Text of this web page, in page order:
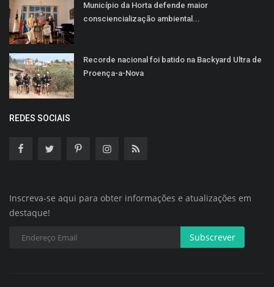
Município da Horta defende maior
consciencialização ambiental...
Recorde nacional foi batido na Backyard Ultra de
Proença-a-Nova
REDES SOCIAIS
Inscreva-se aqui para obter informações e atualizações em
destaque!
Subscrever